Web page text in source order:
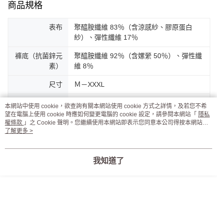
商品規格
表布
聚醯胺纖維 83％（含涼感紗、膠原蛋白
紗）、彈性纖維 17％
褲底（抗菌鋅元
素）
聚醯胺纖維 92％（含嫘縈 50％）、彈性纖
維 8％
尺寸 Ｍ－XXXL
產地 台灣MIT
設計
以台灣女性的需求為導向，只願提供好穿，
本網站中使用 cookie，欲查詢有關本網站使用 cookie 方式之詳情，及若您不希
望在電腦上使用 cookie 時應如何變更電腦的 cookie 設定，請參閱本網站「 隱私
權條款 」之 Cookie 聲明。您繼續使用本網站即表示您同意本公司得按本網站使
用條款之 Cookie 聲明使用 cookie。
了解更多 >
我知道了